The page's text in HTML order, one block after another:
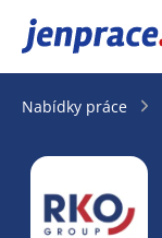
JenPráce.cz
Nabídky práce